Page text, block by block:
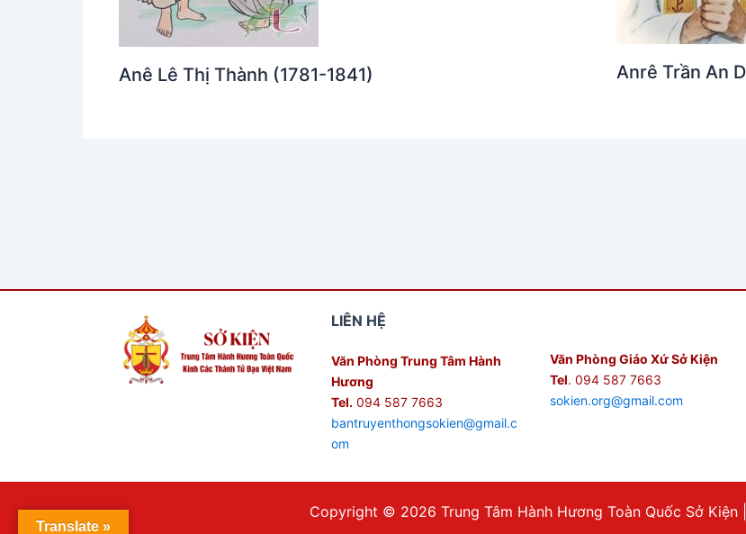
Anê Lê Thị Thành (1781-1841) Anrê Trần An
LIÊN HỆ
Văn Phòng Trung Tâm Hành
Hương
Tel.094 587 7663
bantruyenthongsokien@gmail.c
om
Văn Phòng Giáo Xứ Sở Kiện
Tel. 094 587 7663
sokien.org@gmail.com
Copyright © 2026 Trung Tâm Hành Hương Toàn Quốc Sở Kiện
Translate »